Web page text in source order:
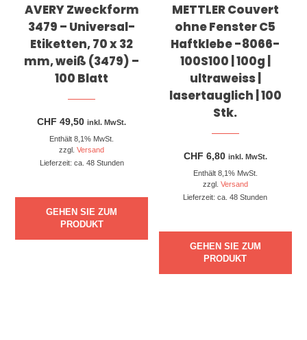
AVERY Zweckform
3479 – Universal-
Etiketten, 70 x 32
mm, weiß (3479) –
100 Blatt
CHF 49,50 inkl. MwSt.
Enthält 8,1% MwSt.
zzgl.Versand
Lieferzeit: ca. 48 Stunden
GEHEN SIE ZUM
PRODUKT
METTLER Couvert
ohne Fenster C5
Haftklebe -8066-
100S100 | 100g |
ultraweiss |
lasertauglich | 100
Stk.
CHF 6,80 inkl. MwSt.
Enthält 8,1% MwSt.
zzgl. Versand
Lieferzeit: ca. 48 Stunden
GEHEN SIE ZUM
PRODUKT